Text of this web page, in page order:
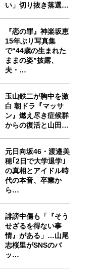
い」切り抜き落選…
『恋の罪』神楽坂恵
15年ぶり写真集
で“44歳の生まれた
ままの姿”披露、
夫・…
玉山鉄二が胸中を激
白 朝ドラ『マッサ
ン』燃え尽き症候群
からの復活と山田…
元日向坂46・渡邉美
穂｢2日で大学退学｣
の真相とアイドル時
代の本音、卒業か
ら…
誹謗中傷も「『そう
せざるを得ない事
情』がある」…山尾
志桜里がSNSのバ
ッ…